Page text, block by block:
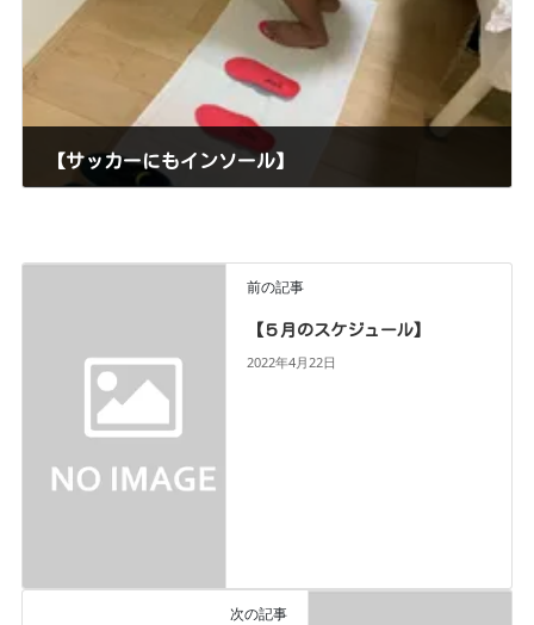
【サッカーにもインソール】
ルニア ・捻挫 ・肉離れ ・グロインペイン ・野球肩 ・野球肘 ・自律
神経失調症など、 日常生活での痛みからスポーツでの痛みまで、幅
前の記事
【５月のスケジュール】
2022年4月22日
次の記事